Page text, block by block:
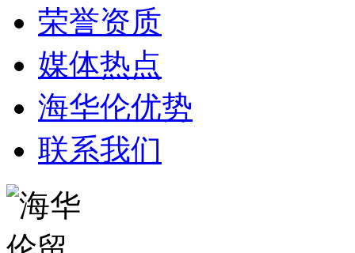
荣誉资质
媒体热点
海华伦优势
联系我们